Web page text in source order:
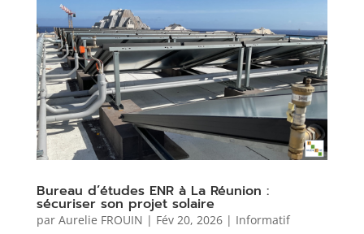
Bureau d’études ENR à La Réunion :
sécuriser son projet solaire
par Aurelie FROUIN | Fév 20, 2026| Informatif